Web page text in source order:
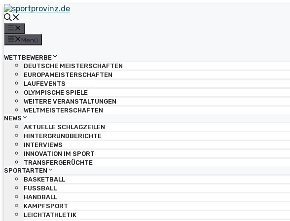
Zum
Inhalt
springen
Menü
WETTBEWERBE
DEUTSCHE MEISTERSCHAFTEN
EUROPAMEISTERSCHAFTEN
LAUFEVENTS
OLYMPISCHE SPIELE
WEITERE VERANSTALTUNGEN
WELTMEISTERSCHAFTEN
NEWS
AKTUELLE SCHLAGZEILEN
HINTERGRUNDBERICHTE
INTERVIEWS
INNOVATION IM SPORT
TRANSFERGERÜCHTE
SPORTARTEN
BASKETBALL
FUSSBALL
HANDBALL
KAMPFSPORT
LEICHTATHLETIK